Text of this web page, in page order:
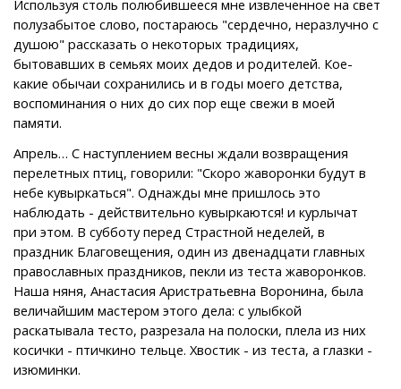
Используя столь полюбившееся мне извлеченное на свет
полузабытое слово, постараюсь "сердечно, неразлучно с
душою" рассказать о некоторых традициях,
бытовавших в семьях моих дедов и родителей. Кое-
какие обычаи сохранились и в годы моего детства,
воспоминания о них до сих пор еще свежи в моей
памяти.
Апрель… С наступлением весны ждали возвращения
перелетных птиц, говорили: "Скоро жаворонки будут в
небе кувыркаться". Однажды мне пришлось это
наблюдать - действительно кувыркаются! и курлычат
при этом. В субботу перед Страстной неделей, в
праздник Благовещения, один из двенадцати главных
православных праздников, пекли из теста жаворонков.
Наша няня, Анастасия Аристратьевна Воронина, была
величайшим мастером этого дела: с улыбкой
раскатывала тесто, разрезала на полоски, плела из них
косички - птичкино тельце. Хвостик - из теста, а глазки -
изюминки.